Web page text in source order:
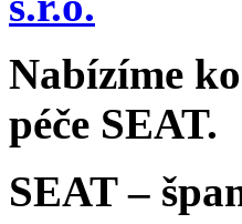
Nabízíme
péče SEAT.
SEAT –